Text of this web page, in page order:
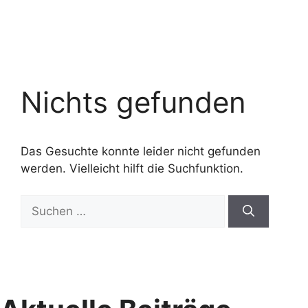
Nichts gefunden
Das Gesuchte konnte leider nicht gefunden
werden. Vielleicht hilft die Suchfunktion.
nach: